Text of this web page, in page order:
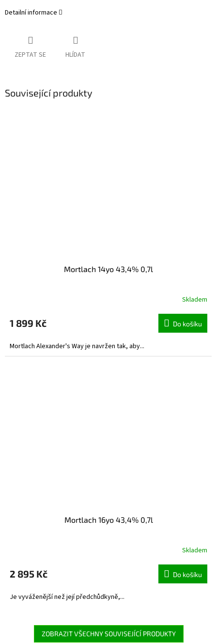
Detailní informace
ZEPTAT SE HLÍDAT
Související produkty
Mortlach 14yo 43,4% 0,7l
Skladem
1 899 Kč Do košíku
Mortlach Alexander's Way je navržen tak, aby...
Mortlach 16yo 43,4% 0,7l
Skladem
2 895 Kč Do košíku
Je vyváženější než její předchůdkyně,...
ZOBRAZIT VŠECHNY SOUVISEJÍCÍ PRODUKTY